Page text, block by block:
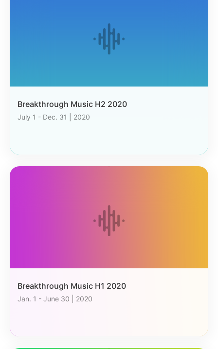
Breakthrough Music H2 2020
July 1 - Dec. 31 | 2020
Breakthrough Music H1 2020
Jan. 1 - June 30 | 2020